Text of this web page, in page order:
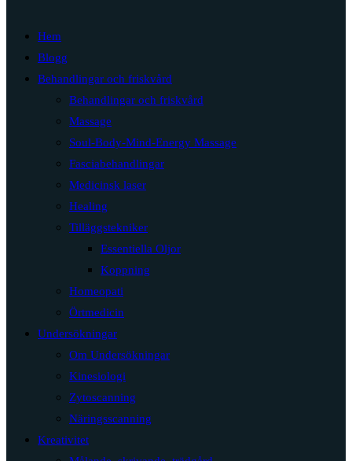
Hem
Blogg
Behandlingar och friskvård
Behandlingar och friskvård
Massage
Soul-Body-Mind-Energy Massage
Fasciabehandlingar
Medicinsk laser
Healing
Tilläggstekniker
Essentiella Oljor
Koppning
Homeopati
Örtmedicin
Undersökningar
Om Undersökningar
Kinesiologi
Zytoscanning
Näringsscanning
Kreativitet